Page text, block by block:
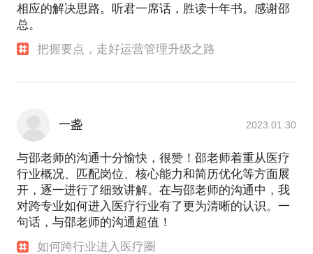
相应的解决思路。听君一席话，胜读十年书。感谢邵
总。
把握要点，走好运营管理升级之路
一盏 2023.01.30
与邵老师的沟通十分愉快，很赞！邵老师着重从医疗
行业概况、匹配岗位、核心能力和简历优化等方面展
开，逐一进行了细致讲解。在与邵老师的沟通中，我
对跨专业如何进入医疗行业有了更为清晰的认识。一
句话，与邵老师的沟通超值！
如何跨行业进入医疗圈